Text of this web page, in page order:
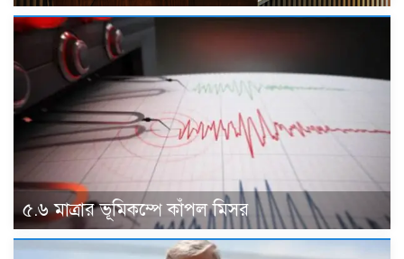
৫.৬ মাত্রার ভূমিকম্পে কাঁপল মিসর